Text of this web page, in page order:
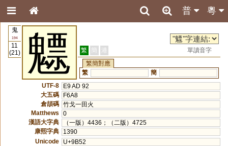
粵
普
鬼
194
11
(21)
魒 繁 簡 港
單讀音字
繁簡對應
繁
簡
UTF-8
E9 AD 92
大五碼
F6A8
倉頡碼 竹戈一田火
Matthews
0
漢語大字典
（一版）4436；（二版）4725
康熙字典
1390
Unicode
U+9B52